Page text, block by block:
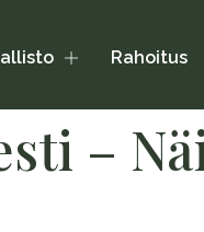
Rahoitus
–